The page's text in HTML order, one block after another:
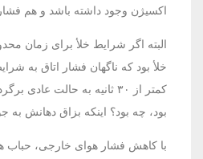
اکسیژن وجود داشته باشد و هم
بود، چه بود؟ اینکه بزاق دهانش به
با کاهش فشار هوای خارجی، حباب